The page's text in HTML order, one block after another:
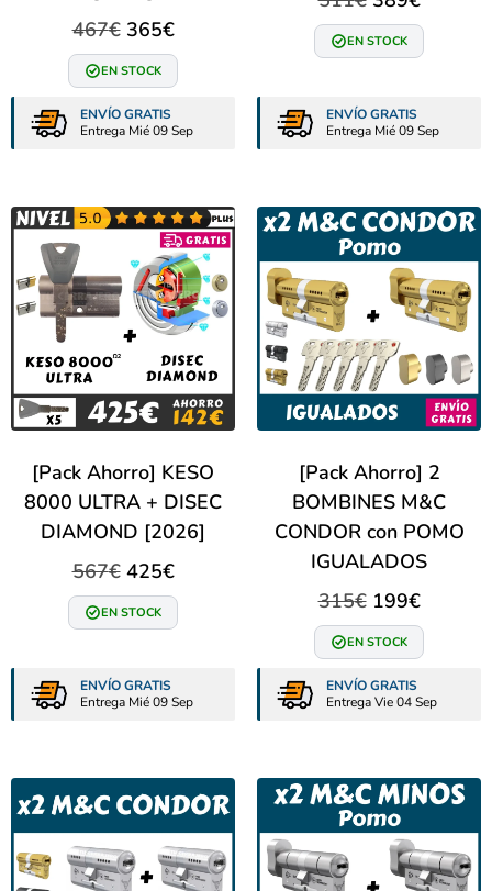
467€ 365€
EN STOCK
ENVÍO GRATIS
Entrega Mié 09 Sep
EN STOCK
ENVÍO GRATIS
Entrega Mié 09 Sep
[Pack Ahorro] KESO
8000 ULTRA + DISEC
DIAMOND [2026]
567€ 425€
EN STOCK
ENVÍO GRATIS
Entrega Mié 09 Sep
[Pack Ahorro] 2
BOMBINES M&C
CONDOR con POMO
IGUALADOS
315€ 199€
EN STOCK
ENVÍO GRATIS
Entrega Vie 04 Sep